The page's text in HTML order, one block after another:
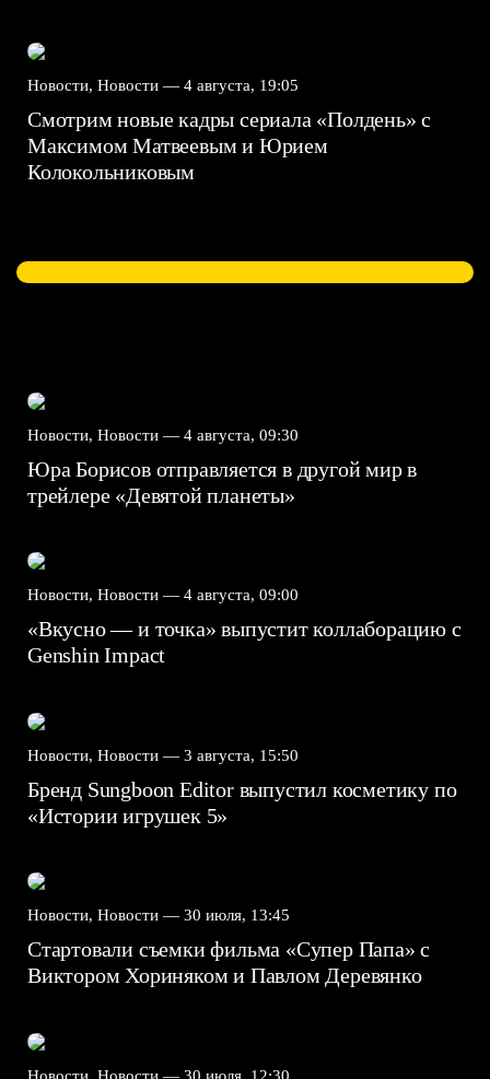
Новости, Новости — 4 августа, 19:05
Смотрим новые кадры сериала «Полдень» с
Максимом Матвеевым и Юрием
Колокольниковым
Новости, Новости — 4 августа, 09:30
Юра Борисов отправляется в другой мир в
трейлере «Девятой планеты»
Новости, Новости — 4 августа, 09:00
«Вкусно — и точка» выпустит коллаборацию с
Genshin Impact⁠⁠
Новости, Новости — 3 августа, 15:50
Бренд Sungboon Editor выпустил косметику по
«Истории игрушек 5»
Новости, Новости — 30 июля, 13:45
Стартовали съемки фильма «Супер Папа» с
Виктором Хориняком и Павлом Деревянко
Новости, Новости — 30 июля, 12:30